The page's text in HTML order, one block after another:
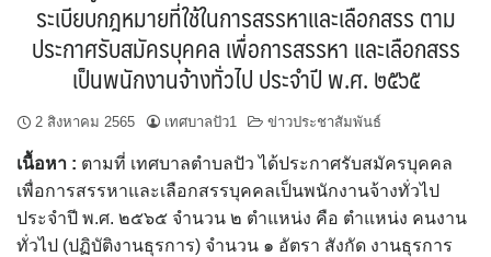
กองการศึกษา
กองคลัง
กองช่าง
กองยุทธศาสตร์และงบประมาณ
กองสาธารณสุขฯ
ระเบียบกฎหมายที่ใช้ในการสรรหาและเลือกสรร ตาม
ประกาศรับสมัครบุคคล เพื่อการสรรหา และเลือกสรร
เป็นพนักงานจ้างทั่วไป ประจำปี พ.ศ. ๒๕๖๕
2 สิงหาคม 2565 เทศบาลปัว1 ข่าวประชาสัมพันธ์
เนื้อหา : ตามที่ เทศบาลตำบลปัว ได้ประกาศรับสมัครบุคคล
เพื่อการสรรหาและเลือกสรรบุคคลเป็นพนักงานจ้างทั่วไป
ประจำปี พ.ศ. ๒๕๖๕ จำนวน ๒ ตำแหน่ง คือ ตำแหน่ง คนงาน
ทั่วไป (ปฏิบัติงานธุรการ) จำนวน ๑ อัตรา สังกัด งานธุรการ